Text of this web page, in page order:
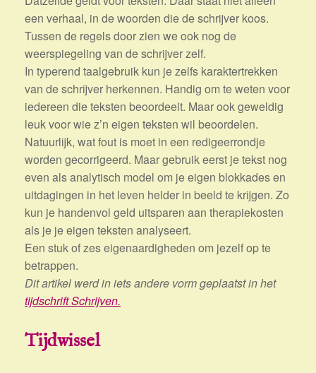
een verhaal, in de woorden die de schrijver koos.
Tussen de regels door zien we ook nog de
weerspiegeling van de schrijver zelf.
In typerend taalgebruik kun je zelfs karaktertrekken
van de schrijver herkennen. Handig om te weten voor
iedereen die teksten beoordeelt. Maar ook geweldig
leuk voor wie z’n eigen teksten wil beoordelen.
Natuurlijk, wat fout is moet in een redigeerrondje
worden gecorrigeerd. Maar gebruik eerst je tekst nog
even als analytisch model om je eigen blokkades en
uitdagingen in het leven helder in beeld te krijgen. Zo
kun je handenvol geld uitsparen aan therapiekosten
als je je eigen teksten analyseert.
Een stuk of zes eigenaardigheden om jezelf op te
betrappen.
Dit artikel werd in iets andere vorm geplaatst in het
tijdschrift Schrijven.
Tijdwissel